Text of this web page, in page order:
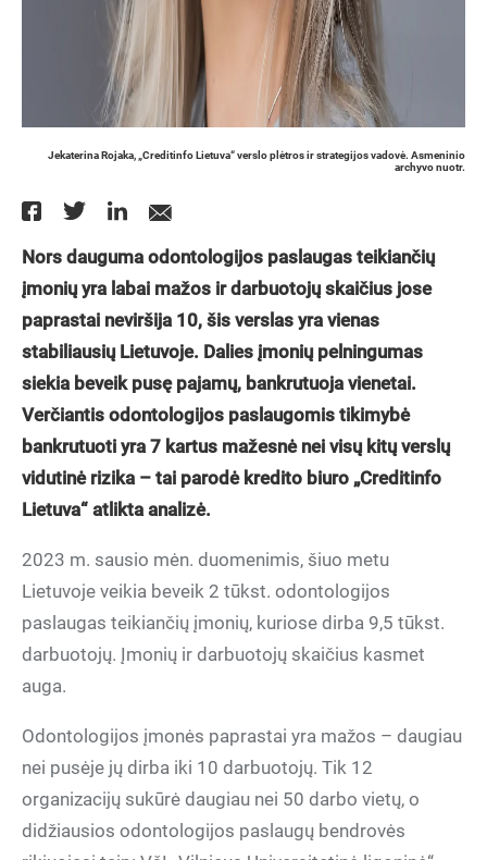
Jekaterina Rojaka, „Creditinfo Lietuva“ verslo plėtros ir strategijos vadovė. Asmeninio
archyvo nuotr.
Nors dauguma odontologijos paslaugas teikiančių
įmonių yra labai mažos ir darbuotojų skaičius jose
paprastai neviršija 10, šis verslas yra vienas
stabiliausių Lietuvoje. Dalies įmonių pelningumas
siekia beveik pusę pajamų, bankrutuoja vienetai.
Verčiantis odontologijos paslaugomis tikimybė
bankrutuoti yra 7 kartus mažesnė nei visų kitų verslų
vidutinė rizika – tai parodė kredito biuro „Creditinfo
Lietuva“ atlikta analizė.
2023 m. sausio mėn. duomenimis, šiuo metu
Lietuvoje veikia beveik 2 tūkst. odontologijos
paslaugas teikiančių įmonių, kuriose dirba 9,5 tūkst.
darbuotojų. Įmonių ir darbuotojų skaičius kasmet
auga.
Odontologijos įmonės paprastai yra mažos – daugiau
nei pusėje jų dirba iki 10 darbuotojų. Tik 12
organizacijų sukūrė daugiau nei 50 darbo vietų, o
didžiausios odontologijos paslaugų bendrovės